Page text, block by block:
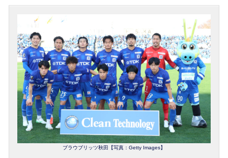
ブラウブリッツ秋田【写真：Getty Images】